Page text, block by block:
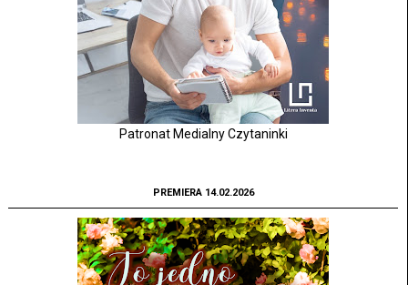
Patronat Medialny Czytaninki
PREMIERA 14.02.2026